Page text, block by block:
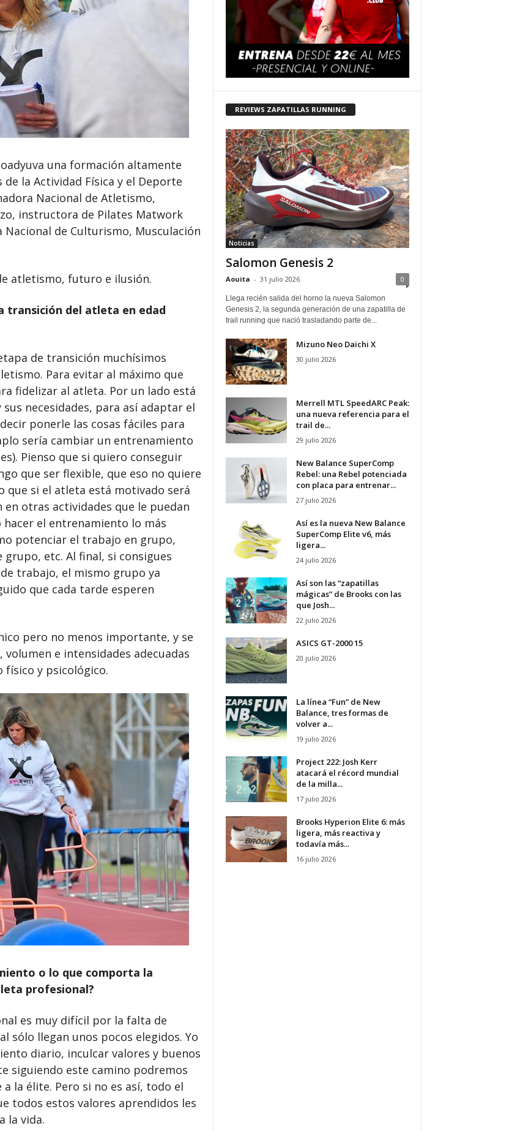
una formación altamente
de la Actividad Física y el Deporte
Nacional de Atletismo,
instructora de Pilates Matwork
Nacional de Culturismo, Musculación
atletismo, futuro e ilusión.
transición del atleta en edad
de transición muchísimos
Para evitar al máximo que
fidelizar al atleta. Por un lado está
necesidades, para así adaptar el
ponerle las cosas fáciles para
sería cambiar un entrenamiento
Pienso que si quiero conseguir
que ser flexible, que eso no quiere
que si el atleta está motivado será
otras actividades que le puedan
el entrenamiento lo más
potenciar el trabajo en grupo,
etc. Al final, si consigues
trabajo, el mismo grupo ya
que cada tarde esperen
pero no menos importante, y se
e intensidades adecuadas
físico y psicológico.
o lo que comporta la
profesional?
es muy difícil por la falta de
sólo llegan unos pocos elegidos. Yo
diario, inculcar valores y buenos
siguiendo este camino podremos
la élite. Pero si no es así, todo el
todos estos valores aprendidos les
la vida.
REVIEWS ZAPATILLAS RUNNING
Noticias
Salomon Genesis 2
Aouita - 31 julio 2026 0
Llega recién salida del horno la nueva Salomon
Genesis 2, la segunda generación de una zapatilla de
trail running que nació trasladando parte de...
Mizuno Neo Daichi X
30 julio 2026
Merrell MTL SpeedARC Peak:
una nueva referencia para el
trail de...
29 julio 2026
New Balance SuperComp
Rebel: una Rebel potenciada
con placa para entrenar...
27 julio 2026
Así es la nueva New Balance
SuperComp Elite v6, más
ligera...
24 julio 2026
Así son las “zapatillas
mágicas” de Brooks con las
que Josh...
22 julio 2026
ASICS GT-2000 15
20 julio 2026
La línea “Fun” de New
Balance, tres formas de
volver a...
19 julio 2026
Project 222: Josh Kerr
atacará el récord mundial
de la milla...
17 julio 2026
Brooks Hyperion Elite 6: más
ligera, más reactiva y
todavía más...
16 julio 2026